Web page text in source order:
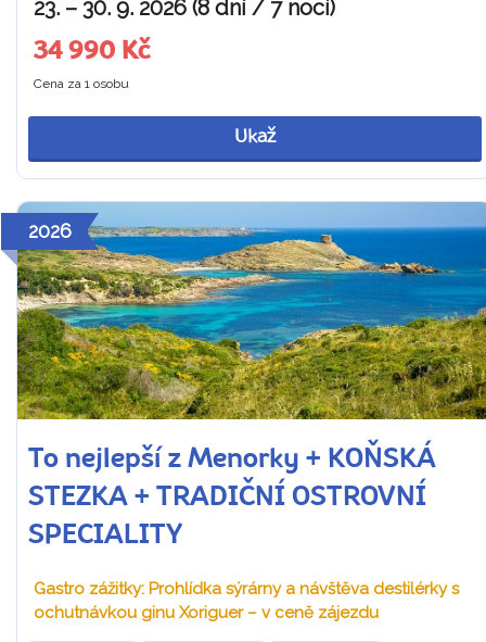
23. – 30. 9. 2026 (8 dní / 7 nocí)
34 990 Kč
Cena za 1 osobu
Ukaž
2026
To nejlepší z Menorky + KOŇSKÁ
STEZKA + TRADIČNÍ OSTROVNÍ
SPECIALITY
Gastro zážitky: Prohlídka sýrárny a návštěva destilérky s
ochutnávkou ginu Xoriguer – v ceně zájezdu